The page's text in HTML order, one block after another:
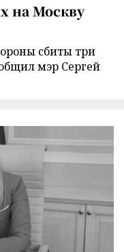
на Москву
сбиты три
мэр Сергей